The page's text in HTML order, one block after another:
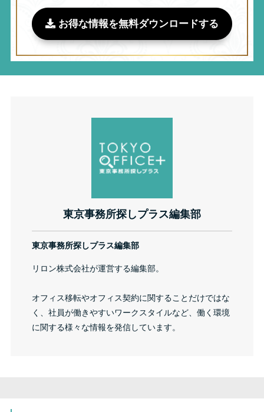
お得な情報を無料ダウンロードする
東京事務所探しプラス編集部
東京事務所探しプラス編集部
リロン株式会社が運営する編集部。
オフィス移転やオフィス契約に関することだけではな
く、社員が働きやすいワークスタイルなど、働く環境
に関する様々な情報を発信しています。